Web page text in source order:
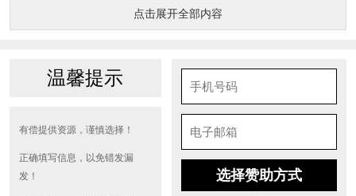
点击展开全部内容
温馨提示
有偿提供资源，谨慎选择！
正确填写信息，以免错发漏
发！
选择赞助方式